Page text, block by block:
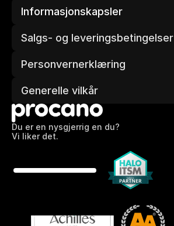
Informasjonskapsler
Salgs- og leveringsbetingelser
Personvernerklæring
Generelle vilkår
Du er en nysgjerrig en du?
Vi liker det.